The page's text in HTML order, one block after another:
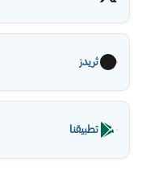
ثريدز
تطبيقنا